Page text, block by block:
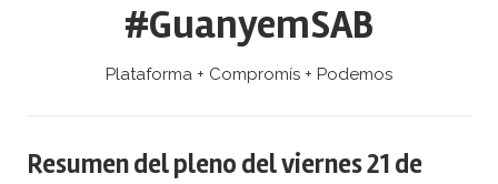
#GuanyemSAB
Plataforma + Compromís + Podemos
Resumen del pleno del viernes 21 de